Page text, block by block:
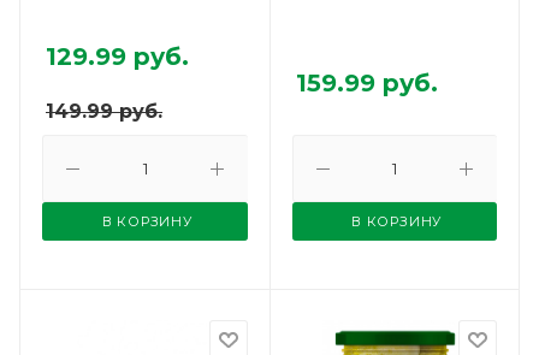
149.99руб.
129.99 руб.
В КОРЗИНУ
159.99руб.
В КОРЗИНУ